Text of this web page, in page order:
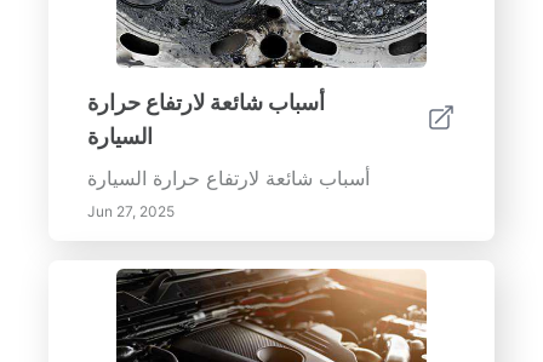
أسباب شائعة لارتفاع حرارة
السيارة
أسباب شائعة لارتفاع حرارة السيارة
Jun 27, 2025